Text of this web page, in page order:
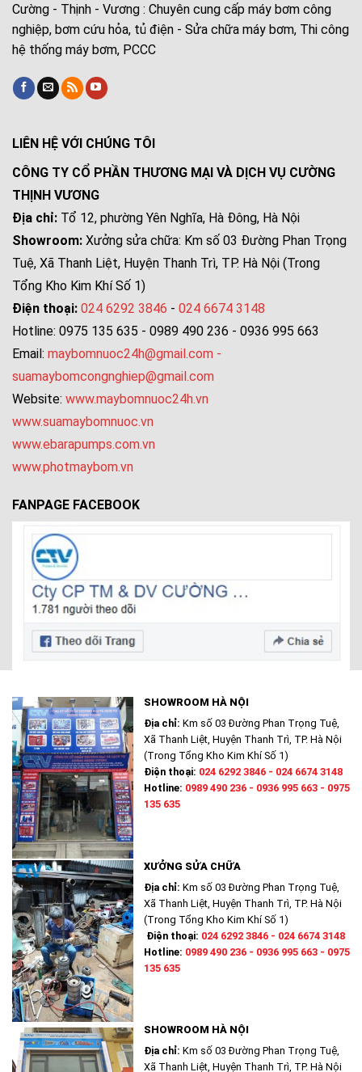
Cường - Thịnh - Vương : Chuyên cung cấp máy bơm công
nghiệp, bơm cứu hỏa, tủ điện - Sửa chữa máy bơm, Thi công
hệ thống máy bơm, PCCC
LIÊN HỆ VỚI CHÚNG TÔI
CÔNG TY CỔ PHẦN THƯƠNG MẠI VÀ DỊCH VỤ CƯỜNG
THỊNH VƯƠNG
Địa chỉ: Tổ 12, phường Yên Nghĩa, Hà Đông, Hà Nội
Showroom: Xưởng sửa chữa: Km số 03 Đường Phan Trọng
Tuệ, Xã Thanh Liệt, Huyện Thanh Trì, TP. Hà Nội (Trong
Tổng Kho Kim Khí Số 1)
Điện thoại: 024 6292 3846 - 024 6674 3148
Hotline: 0975 135 635 - 0989 490 236 - 0936 995 663
Email: maybomnuoc24h@gmail.com -
suamaybomcongnghiep@gmail.com
Website: www.maybomnuoc24h.vn
www.suamaybomnuoc.vn
www.ebarapumps.com.vn
www.photmaybom.vn
FANPAGE FACEBOOK
SHOWROOM HÀ NỘI
Địa chỉ: Km số 03 Đường Phan Trọng Tuệ,
Xã Thanh Liệt, Huyện Thanh Trì, TP. Hà Nội
(Trong Tổng Kho Kim Khí Số 1)
Điện thoại: 024 6292 3846 - 024 6674 3148
Hotline: 0989 490 236 - 0936 995 663 - 0975
135 635
XƯỞNG SỬA CHỮA
Địa chỉ: Km số 03 Đường Phan Trọng Tuệ,
Xã Thanh Liệt, Huyện Thanh Trì, TP. Hà Nội
(Trong Tổng Kho Kim Khí Số 1)
Điện thoại: 024 6292 3846 - 024 6674 3148
Hotline: 0989 490 236 - 0936 995 663 - 0975
135 635
SHOWROOM HÀ NỘI
Địa chỉ: Km số 03 Đường Phan Trọng Tuệ,
Xã Thanh Liệt, Huyện Thanh Trì, TP. Hà Nội